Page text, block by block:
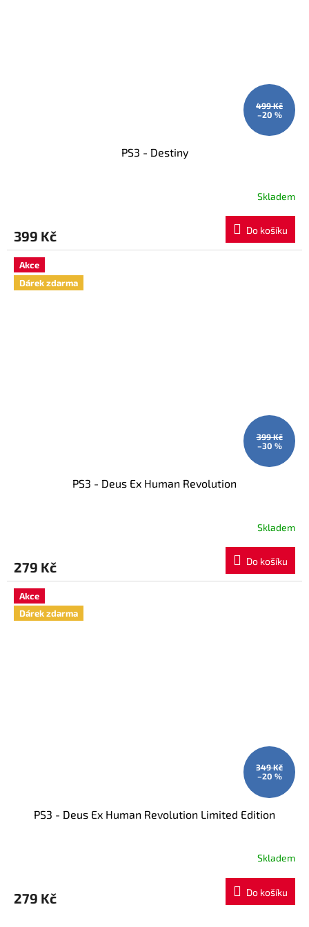
499 Kč
–20 %
PS3 - Destiny
Skladem
399 Kč Do košíku
Akce
Dárek zdarma
399 Kč
–30 %
PS3 - Deus Ex Human Revolution
Skladem
279 Kč Do košíku
Akce
Dárek zdarma
349 Kč
–20 %
PS3 - Deus Ex Human Revolution Limited Edition
Skladem
279 Kč Do košíku